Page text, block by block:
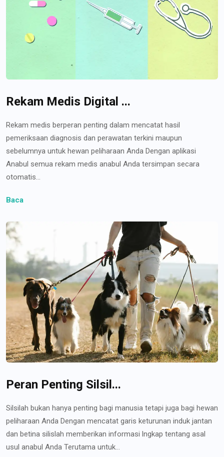
Rekam Medis Digital ...
Rekam medis berperan penting dalam mencatat hasil
pemeriksaan diagnosis dan perawatan terkini maupun
sebelumnya untuk hewan peliharaan Anda Dengan aplikasi
Anabul semua rekam medis anabul Anda tersimpan secara
otomatis...
Baca
Peran Penting Silsil...
Silsilah bukan hanya penting bagi manusia tetapi juga bagi hewan
peliharaan Anda Dengan mencatat garis keturunan induk jantan
dan betina silislah memberikan informasi lngkap tentang asal
usul anabul Anda Terutama untuk...